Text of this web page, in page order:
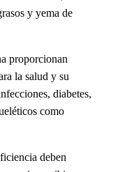
y yema de
proporcionan
la salud y su
diabetes,
como
deben